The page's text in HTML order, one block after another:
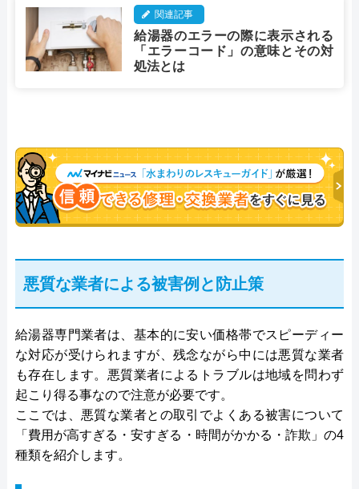
関連記事
給湯器のエラーの際に表示される
「エラーコード」の意味とその対
処法とは
悪質な業者による被害例と防止策
給湯器専門業者は、基本的に安い価格帯でスピーディー
な対応が受けられますが、残念ながら中には悪質な業者
も存在します。悪質業者によるトラブルは地域を問わず
起こり得る事なので注意が必要です。
ここでは、悪質な業者との取引でよくある被害について
「費用が高すぎる・安すぎる・時間がかかる・詐欺」の4
種類を紹介します。